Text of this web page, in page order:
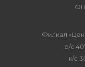
Филиал
р/с
к/с